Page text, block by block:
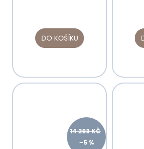
DO KOŠÍKU
14 293 KČ
–5 %